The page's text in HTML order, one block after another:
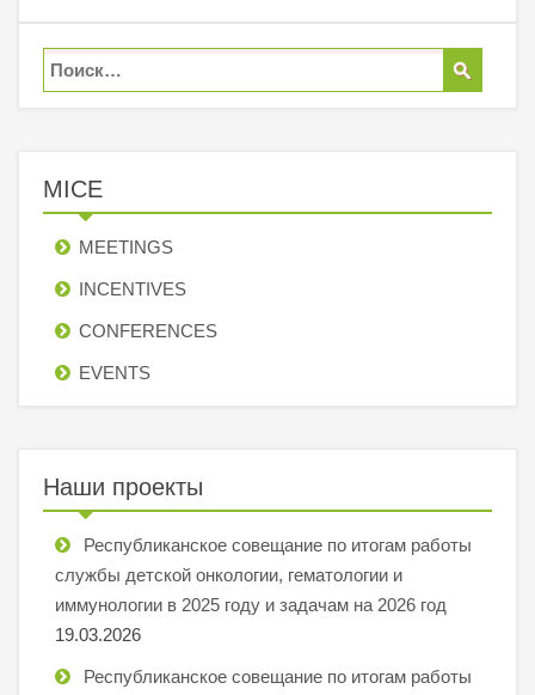
MICE
MEETINGS
INCENTIVES
СONFERENCES
EVENTS
Наши проекты
Республиканское совещание по итогам работы
службы детской онкологии, гематологии и
иммунологии в 2025 году и задачам на 2026 год
19.03.2026
Республиканское совещание по итогам работы